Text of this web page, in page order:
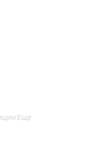
Ещё